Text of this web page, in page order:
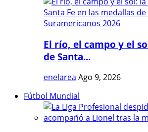
El río, el campo y el
de Santa...
enelarea Ago 9, 2026
Fútbol Mundial